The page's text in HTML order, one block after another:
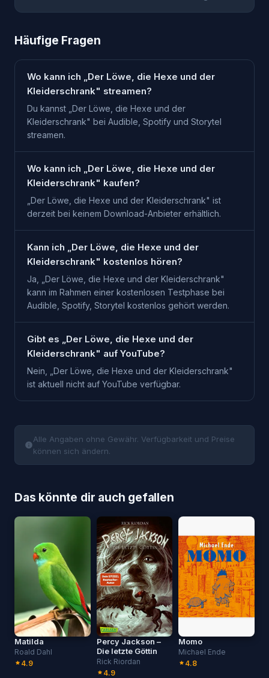
Häufige Fragen
Wo kann ich „Der Löwe, die Hexe und der
Kleiderschrank" streamen?
Du kannst „Der Löwe, die Hexe und der
Kleiderschrank" bei Audible, Spotify und Storytel
streamen.
Wo kann ich „Der Löwe, die Hexe und der
Kleiderschrank" kaufen?
„Der Löwe, die Hexe und der Kleiderschrank" ist
derzeit bei keinem Download-Anbieter erhältlich.
Kann ich „Der Löwe, die Hexe und der
Kleiderschrank" kostenlos hören?
Ja, „Der Löwe, die Hexe und der Kleiderschrank"
kann im Rahmen einer kostenlosen Testphase bei
Audible, Spotify, Storytel kostenlos gehört werden.
Gibt es „Der Löwe, die Hexe und der
Kleiderschrank" auf YouTube?
Nein, „Der Löwe, die Hexe und der Kleiderschrank"
ist aktuell nicht auf YouTube verfügbar.
Alle Angaben ohne Gewähr. Verfügbarkeit und Preise
können sich ändern.
Das könnte dir auch gefallen
Matilda
Roald Dahl
4.9
Percy Jackson –
Die letzte Göttin
Rick Riordan
4.9
Momo
Michael Ende
4.8